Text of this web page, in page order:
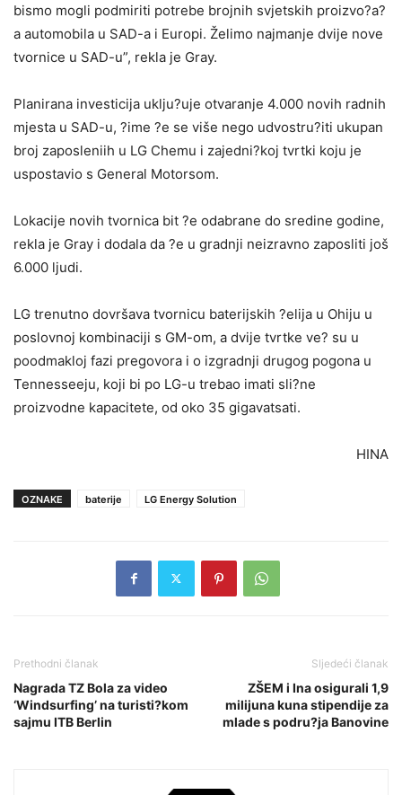
bismo mogli podmiriti potrebe brojnih svjetskih proizvo?a?
a automobila u SAD-a i Europi. Želimo najmanje dvije nove
tvornice u SAD-u”, rekla je Gray.
Planirana investicija uklju?uje otvaranje 4.000 novih radnih
mjesta u SAD-u, ?ime ?e se više nego udvostru?iti ukupan
broj zaposleniih u LG Chemu i zajedni?koj tvrtki koju je
uspostavio s General Motorsom.
Lokacije novih tvornica bit ?e odabrane do sredine godine,
rekla je Gray i dodala da ?e u gradnji neizravno zaposliti još
6.000 ljudi.
LG trenutno dovršava tvornicu baterijskih ?elija u Ohiju u
poslovnoj kombinaciji s GM-om, a dvije tvrtke ve? su u
poodmakloj fazi pregovora i o izgradnji drugog pogona u
Tennesseeju, koji bi po LG-u trebao imati sli?ne
proizvodne kapacitete, od oko 35 gigavatsati.
HINA
OZNAKE baterije LG Energy Solution
Prethodni članak
Nagrada TZ Bola za video
‘Windsurfing’ na turisti?kom
sajmu ITB Berlin
Sljedeći članak
ZŠEM i Ina osigurali 1,9
milijuna kuna stipendije za
mlade s podru?ja Banovine